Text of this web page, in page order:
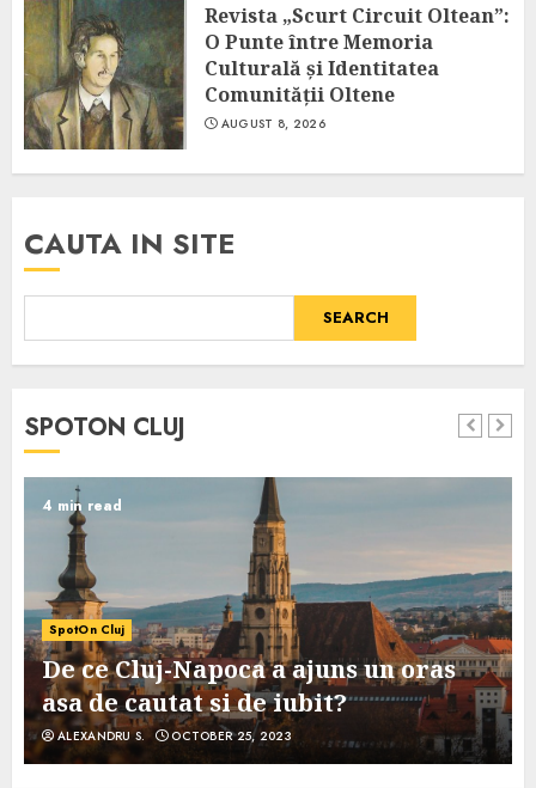
Revista „Scurt Circuit Oltean”:
O Punte între Memoria
Culturală și Identitatea
Comunității Oltene
AUGUST 8, 2026
CAUTA IN SITE
SEARCH
SPOTON CLUJ
4 min read
SpotOn Cluj
De ce Cluj-Napoca a ajuns un oras
asa de cautat si de iubit?
ALEXANDRU S. OCTOBER 25, 2023